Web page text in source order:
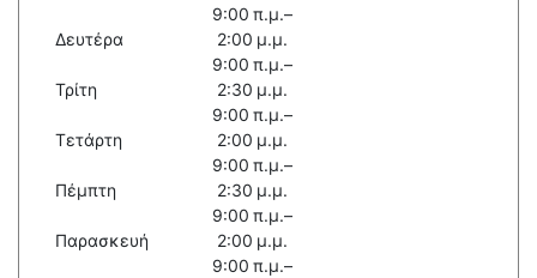
Δευτέρα
9:00 π.μ.–
2:00 μ.μ.
Τρίτη
9:00 π.μ.–
2:30 μ.μ.
Τετάρτη
9:00 π.μ.–
2:00 μ.μ.
Πέμπτη
9:00 π.μ.–
2:30 μ.μ.
Παρασκευή
9:00 π.μ.–
2:00 μ.μ.
9:00 π.μ.–